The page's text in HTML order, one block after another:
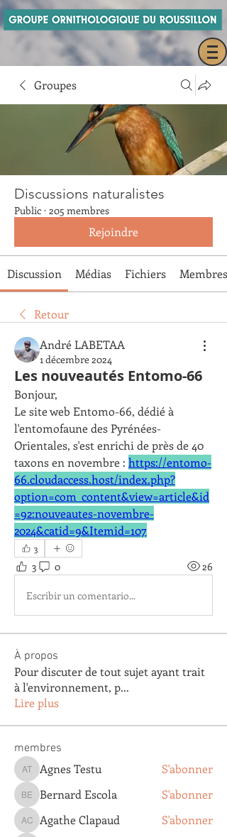
Groupes
Discussions naturalistes
Public · 205 membres
Rejoindre
Discussion Médias Fichiers Membres
Retour
André LABETAA
1 décembre 2024
Les nouveautés Entomo-66
Bonjour,
Le site web Entomo-66, dédié à
l'entomofaune des Pyrénées-
Orientales, s'est enrichi de près de 40
taxons en novembre : https://entomo-
66.cloudaccess.host/index.php?
option=com_content&view=article&id
=92:nouveautes-novembre-
2024&catid=9&Itemid=107
3
3 0 26
Escribir un comentario...
À propos
Pour discuter de tout sujet ayant trait
à l'environnement, p...
Lire plus
membres
Agnes Testu
Agnes Testu S'abonner
Bernard Escola
Bernard Escola S'abonner
Agathe Clapaud
Agathe Clapaud S'abonner